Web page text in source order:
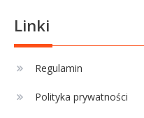
4 Sport
strzelców
Linki
Regulamin
Polityka prywatności